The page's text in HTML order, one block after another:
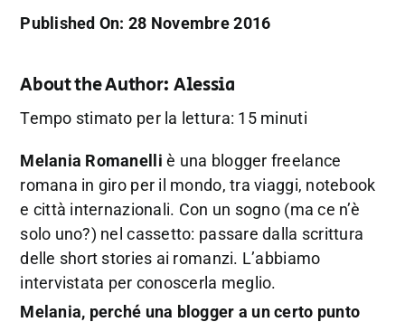
Published On: 28 Novembre 2016
About the Author: Alessia
Tempo stimato per la lettura: 15 minuti
Melania Romanelli è una blogger freelance
romana in giro per il mondo, tra viaggi, notebook
e città internazionali. Con un sogno (ma ce n’è
solo uno?) nel cassetto: passare dalla scrittura
delle short stories ai romanzi. L’abbiamo
intervistata per conoscerla meglio.
Melania, perché una blogger a un certo punto